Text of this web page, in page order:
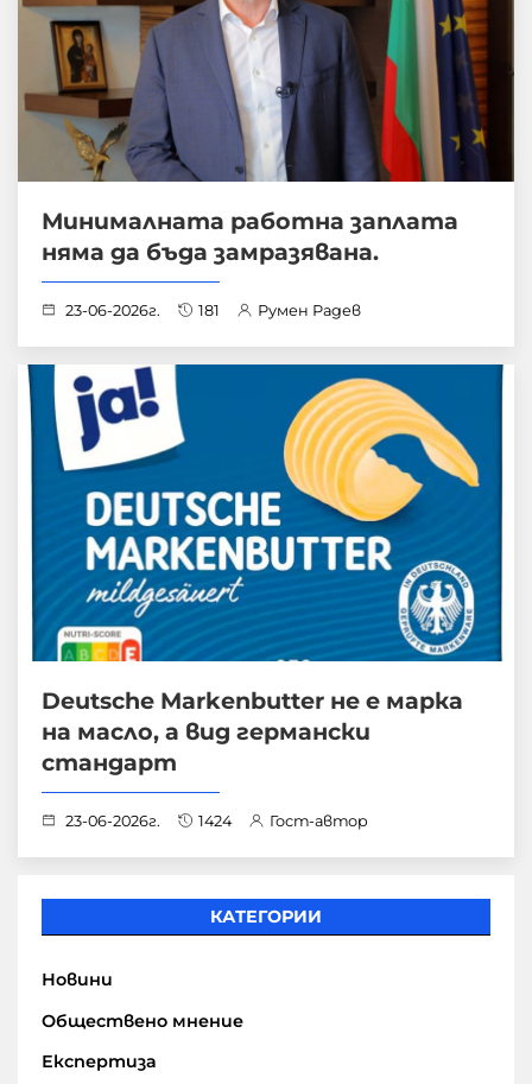
Минималната работна заплата
няма да бъда замразявана.
23-06-2026г. 181 Румен Радев
Deutsche Markenbutter не е марка
на масло, а вид германски
стандарт
23-06-2026г. 1424 Гост-автор
КАТЕГОРИИ
Новини
Обществено мнение
Експертиза